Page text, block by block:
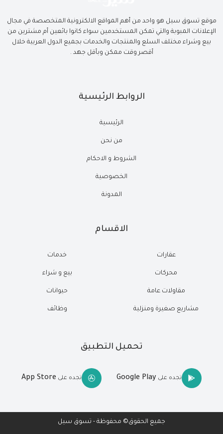
موقع تسوق سيل هو واحد من أهم المواقع الالكترونية المتخصصة في مجال
الإعلانات المبوبة والتي تمكن المستخدمين سواء كانوا بائعين أم مشترين من
بيع وشراء مختلف السلع والمنتجات والخدمات بجميع الدول العربية خلال
أقصر وقت ممكن وبأقل جهد .
الروابط الرئيسية
الرئيسية
من نحن
الشروط و الاحكام
الخصوصية
المدونة
الاقسام
عقارات
محركات
مقاولات عامة
مشاريع صغيرة ومنزلية
خدمات
بيع و شراء
حيوانات
وظائف
تحميل التطبيق
تجده على Google Play تجده على App Store
جميع الحقوق© محفوظة - تسوق سيل